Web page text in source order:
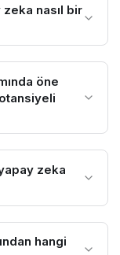
nasıl bir
öne
zeka
hangi